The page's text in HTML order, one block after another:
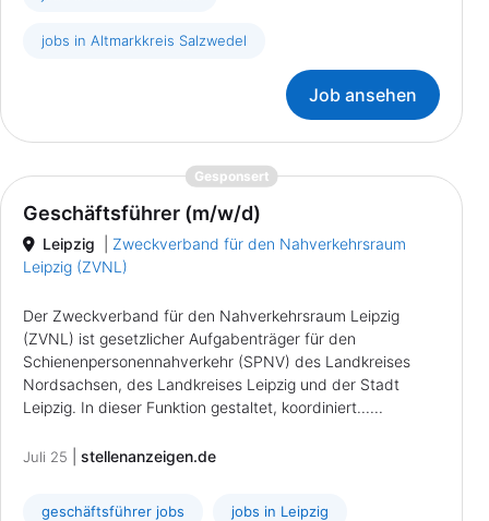
jobs in Altmarkkreis Salzwedel
Job ansehen
Gesponsert{prompt.job}
Geschäftsführer (m/w/d)
Leipzig
Zweckverband für den Nahverkehrsraum
Leipzig (ZVNL)
Der Zweckverband für den Nahverkehrsraum Leipzig
(ZVNL) ist gesetzlicher Aufgabenträger für den
Schienenpersonennahverkehr (SPNV) des Landkreises
Nordsachsen, des Landkreises Leipzig und der Stadt
Leipzig. In dieser Funktion gestaltet, koordiniert......
Juli 25 stellenanzeigen.de
geschäftsführer jobs jobs in Leipzig